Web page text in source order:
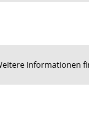
Informationen